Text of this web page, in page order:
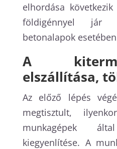
elhordása
földigénnyel
betonalapok
A
elszállítása,
Az előző lépés
megtisztult,
munkagépek
kiegyenlítése. A